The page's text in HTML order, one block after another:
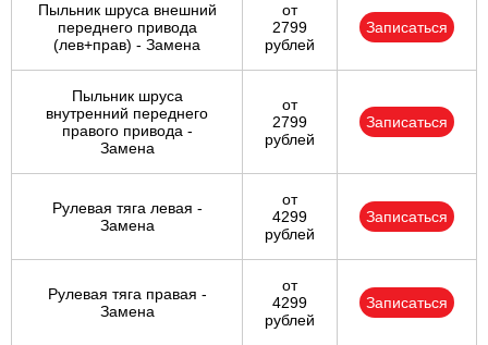
Пыльник шруса внешний
переднего привода
(лев+прав) - Замена
от
2799
рублей
Записаться
Пыльник шруса
внутренний переднего
правого привода -
Замена
от
2799
рублей
Записаться
Рулевая тяга левая -
Замена
от
4299
рублей
Записаться
Рулевая тяга правая -
Замена
от
4299
рублей
Записаться